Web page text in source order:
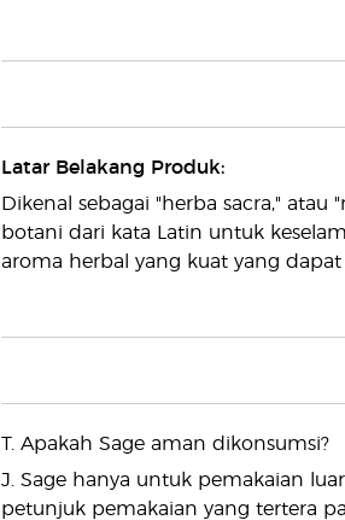
Latar Belakang Produk:
Dikenal sebagai "herba sacra,"
botani dari kata Latin untuk
aroma herbal yang kuat yang
T. Apakah Sage aman dikonsumsi?
J. Sage hanya untuk pemakaian
petunjuk pemakaian yang tertera